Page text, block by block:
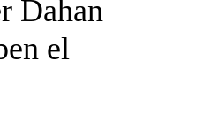
Dahan
el